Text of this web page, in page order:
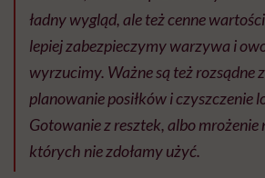
ładny wygląd, ale też cenne
lepiej zabezpieczymy warzywa i
wyrzucimy. Ważne są też rozsądne
planowanie posiłków i czyszczenie
Gotowanie z resztek, albo mrożenie
których nie zdołamy użyć. ⠀